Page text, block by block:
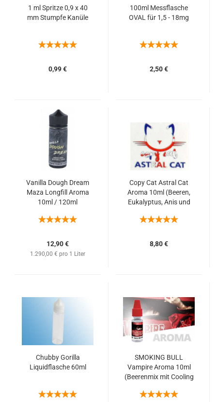
1 ml Spritze 0,9 x 40
mm Stumpfe Kanüle
0,99 €
100ml Messflasche
OVAL für 1,5 - 18mg
2,50 €
Vanilla Dough Dream
Maza Longfill Aroma
10ml / 120ml
Vanilleeis)
12,90 €
1.290,00 € pro 1 Liter
Copy Cat Astral Cat
Aroma 10ml (Beeren,
Eukalyptus, Anis und
8,80 €
Chubby Gorilla
Liquidflasche 60ml
SMOKING BULL
Vampire Aroma 10ml
(Beerenmix mit Cooling